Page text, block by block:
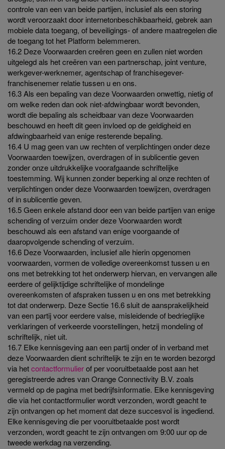
controle van een van beide partijen, inclusief als een storing
wordt veroorzaakt door internetonbeschikbaarheid, gebrek aan
mobiele data toegang, of beveiligings- of andere maatregelen die
de toegang tot het Platform belemmeren.
16.2 Deze Voorwaarden creëren geen en zullen niet worden
uitgelegd als het creëren van een partnerschap, joint venture,
werkgever-werknemer, agentschap of franchisegever-
franchisenemer relatie tussen u en ons.
16.3 Als een bepaling van deze Voorwaarden onwettig, nietig of
om welke reden dan ook niet-afdwingbaar wordt bevonden,
wordt die bepaling als scheidbaar van deze Voorwaarden
beschouwd en heeft dit geen invloed op de geldigheid en
afdwingbaarheid van enige resterende bepaling.
16.4 U mag geen van uw rechten of verplichtingen onder deze
Voorwaarden toewijzen, overdragen of in sublicentie geven
zonder onze uitdrukkelijke voorafgaande schriftelijke
toestemming. Wij kunnen zonder beperking al onze rechten of
verplichtingen onder deze Voorwaarden toewijzen, overdragen
of in sublicentie geven.
16.5 Geen enkele afstand door een van beide partijen van enige
schending of verzuim onder deze Voorwaarden wordt
beschouwd als een afstand van enige voorgaande of
daaropvolgende schending of verzuim.
16.6 Deze Voorwaarden, inclusief alle hierin opgenomen
voorwaarden, vormen de volledige overeenkomst tussen u en
ons met betrekking tot het onderwerp hiervan, en vervangen alle
eerdere of gelijktijdige schriftelijke of mondelinge
overeenkomsten of afspraken tussen u en ons met betrekking
tot dat onderwerp. Deze Sectie 16.6 sluit de aansprakelijkheid
van een partij voor eerdere valse, misleidende of bedrieglijke
verklaringen of verkeerde voorstellingen, hetzij mondeling of
schriftelijk, niet uit.
16.7 Elke kennisgeving aan een partij onder of in verband met
deze Voorwaarden dient schriftelijk te zijn en te worden bezorgd
via hetcontactformulierof per vooruitbetaalde post aan het
geregistreerde adres van Orange Connectivity B.V. zoals
vermeld op de pagina met bedrijfsinformatie. Elke kennisgeving
die via het contactformulier wordt verzonden, wordt geacht te
zijn ontvangen op het moment dat deze succesvol is ingediend.
Elke kennisgeving die per vooruitbetaalde post wordt
verzonden, wordt geacht te zijn ontvangen om 9:00 uur op de
tweede werkdag na verzending.